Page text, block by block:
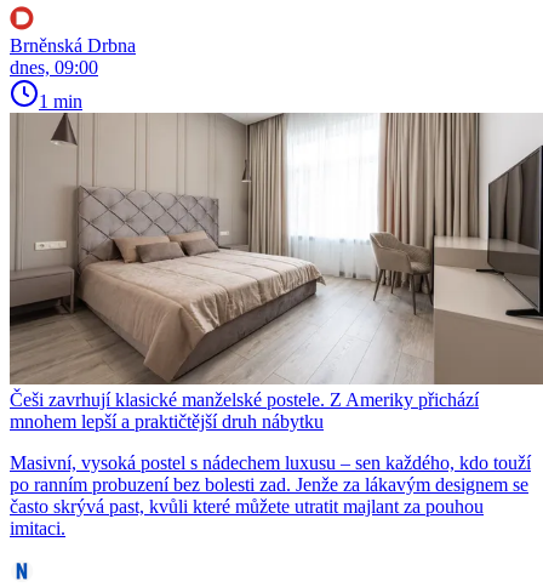
Brněnská Drbna
dnes, 09:00
1 min
Češi zavrhují klasické manželské postele. Z Ameriky přichází
mnohem lepší a praktičtější druh nábytku
Masivní, vysoká postel s nádechem luxusu – sen každého, kdo touží
po ranním probuzení bez bolesti zad. Jenže za lákavým designem se
často skrývá past, kvůli které můžete utratit majlant za pouhou
imitaci.